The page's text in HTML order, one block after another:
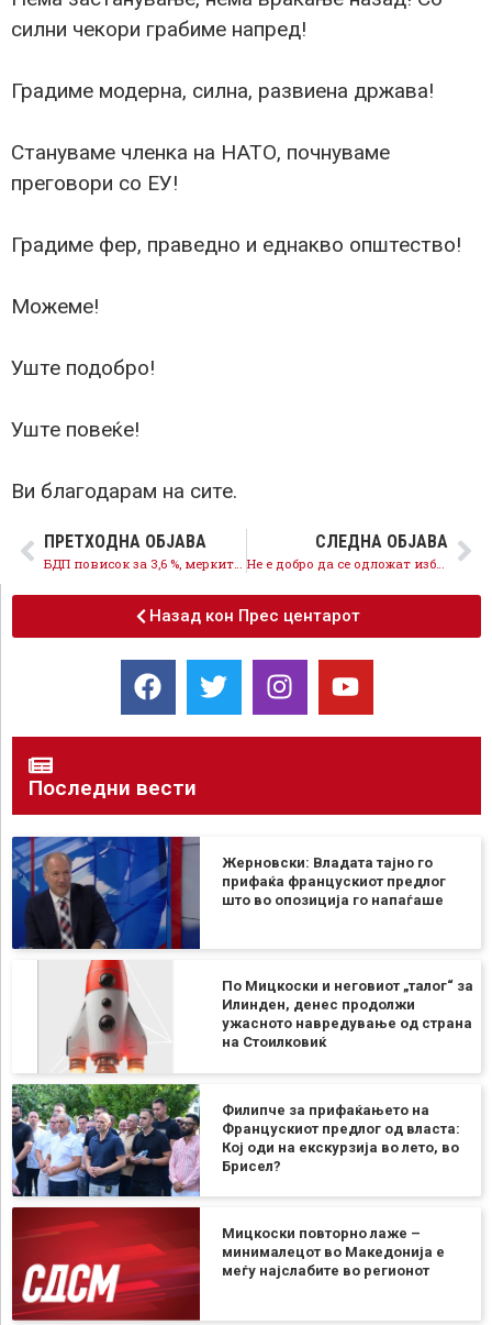
силни чекори грабиме напред!
Градиме модерна, силна, развиена држава!
Стануваме членка на НАТО, почнуваме
преговори со ЕУ!
Градиме фер, праведно и еднакво општество!
Можеме!
Уште подобро!
Уште повеќе!
Ви благодарам на сите.
ПРЕТХОДНА ОБЈАВА СЛЕДНА ОБЈАВА
Не е добро да се одложат изборите, нема таква причина, на лидерската средба ќе прецизираме каков вид кампања ќе се води
Назад кон Прес центарот
Последни вести
Жерновски: Владата тајно го
прифаќа францускиот предлог
што во опозиција го напаѓаше
По Мицкоски и неговиот „талог“ за
Илинден, денес продолжи
ужасното навредување од страна
на Стоилковиќ
Филипче за прифаќањето на
Францускиот предлог од власта:
Кој оди на екскурзија во лето, во
Брисел?
Мицкоски повторно лаже –
минималецот во Македонија е
меѓу најслабите во регионот